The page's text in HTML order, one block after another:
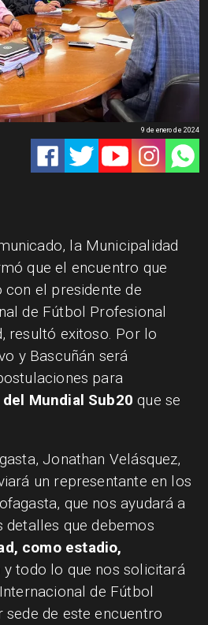
9 de enero de 2024
la Municipalidad
que el encuentro que
con el presidente de
de Fútbol Profesional
resultó exitoso. Por lo
y Bascuñán será
para
Mundial Sub20 que se
Jonathan Velásquez,
un representante en los
que nos ayudará a
detalles que debemos
como estadio,
y todo lo que nos solicitará
de Fútbol
de este encuentro